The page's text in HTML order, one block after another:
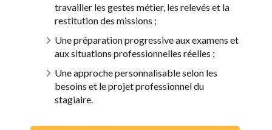
travailler les gestes métier, les relevés et la
restitution des missions ;
Une préparation progressive aux examens et
aux situations professionnelles réelles ;
Une approche personnalisable selon les
besoins et le projet professionnel du
stagiaire.